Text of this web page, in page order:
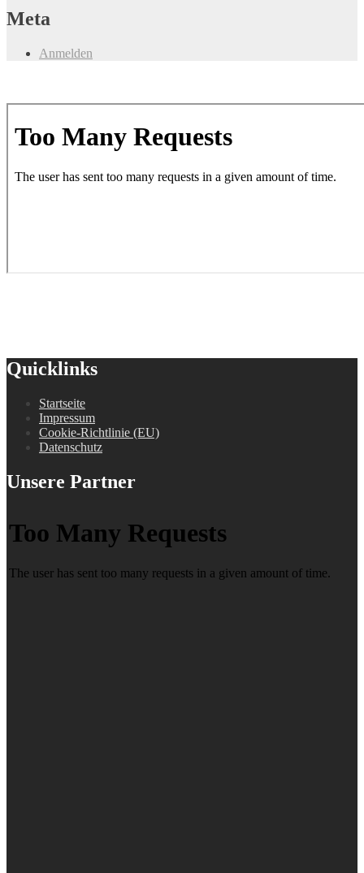
Meta
Anmelden
Quicklinks
Startseite
Impressum
Cookie-Richtlinie (EU)
Datenschutz
Unsere Partner